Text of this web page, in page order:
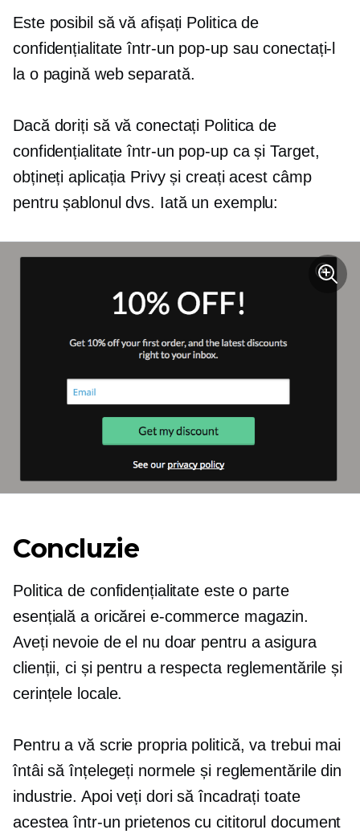
Este posibil să vă afișați Politica de
confidențialitate într-un pop-upsau conectați-l
la o pagină web separată.
Dacă doriți să vă conectați Politica de
confidențialitate într-un pop-upca și Target,
obțineți aplicația Privy și creați acest câmp
pentru șablonul dvs. Iată un exemplu:
Concluzie
Politica de confidențialitate este o parte
esențială a oricărei e-commercemagazin.
Aveți nevoie de el nu doar pentru a asigura
clienții, ci și pentru a respecta reglementările și
cerințele locale.
Pentru a vă scrie propria politică, va trebui mai
întâi să înțelegeți normele și reglementările din
industrie. Apoi veți dori să încadrați toate
acestea într-un prietenos cu cititorul document